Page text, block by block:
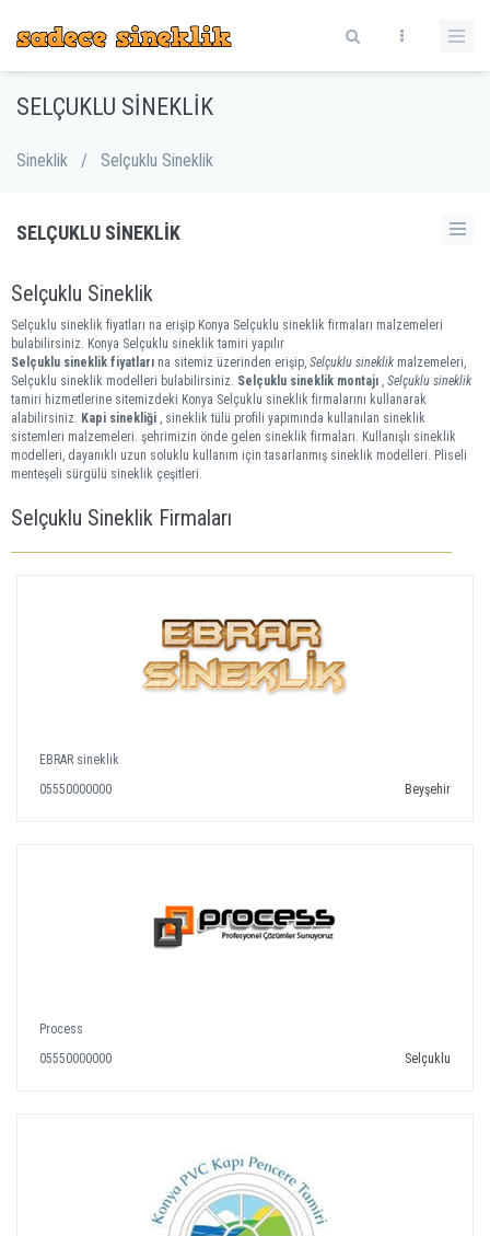
SELÇUKLU SINEKLIK
Sineklik / Selçuklu Sineklik
SELÇUKLU SINEKLIK
Selçuklu Sineklik
Selçuklu sineklik fiyatları na erişip Konya Selçuklu sineklik firmaları malzemeleri
bulabilirsiniz. Konya Selçuklu sineklik tamiri yapılır
Selçuklu sineklik fiyatları na sitemiz üzerinden erişip, Selçuklu sineklik malzemeleri,
Selçuklu sineklik modelleri bulabilirsiniz. Selçuklu sineklik montajı , Selçuklu sineklik
tamiri hizmetlerine sitemizdeki Konya Selçuklu sineklik firmalarını kullanarak
alabilirsiniz. Kapi sinekliği , sineklik tülü profili yapımında kullanılan sineklik
sistemleri malzemeleri. şehrimizin önde gelen sineklik firmaları. Kullanışlı sineklik
modelleri, dayanıklı uzun soluklu kullanım için tasarlanmış sineklik modelleri. Pliseli
menteşeli sürgülü sineklik çeşitleri.
Selçuklu Sineklik Firmaları
EBRAR sineklik
05550000000
Beyşehir
Process
05550000000
Selçuklu